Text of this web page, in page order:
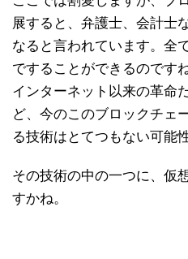
展すると、弁護士、会計士
なると言われています。全
ですることができるのですね
インターネット以来の革命
ど、今のこのブロックチェ
る技術はとてつもない可能
その技術の中の一つに、仮
すかね。